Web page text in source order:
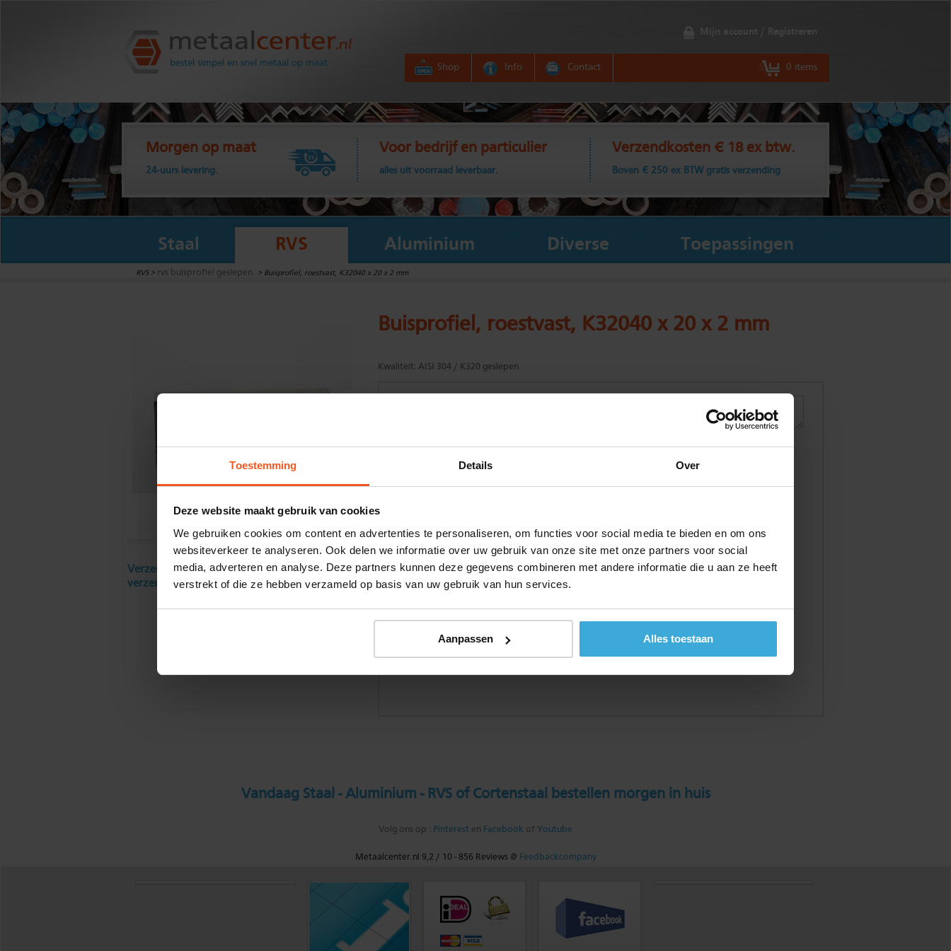
Toestemming Details Over
Deze website maakt gebruik van cookies
We gebruiken cookies om content en advertenties te personaliseren, om functies voor social media te bieden en om ons
websiteverkeer te analyseren. Ook delen we informatie over uw gebruik van onze site met onze partners voor social
media, adverteren en analyse. Deze partners kunnen deze gegevens combineren met andere informatie die u aan ze heeft
verstrekt of die ze hebben verzameld op basis van uw gebruik van hun services.
Aanpassen Alles toestaan
Metaalcenter.nl
bestel simpel en snel metaal op maat
Mijn account / Registreren
Shop Info Contact 0 items
Morgen op maat
24-uurs levering.
Voor bedrijf en particulier
alles uit voorraad leverbaar.
Verzendkosten € 18 ex btw.
Boven € 250 ex BTW gratis verzending
Staal RVS Aluminium Diverse Toepassingen
RVS > rvs buisprofiel geslepen > Buisprofiel, roestvast, K32040 x 20 x 2 mm
Verzendkosten € 18 excl. BTW, gratis
verzending vanaf € 250 excl. BTW
Buisprofiel, roestvast, K32040 x 20 x 2 mm
Kwaliteit: AISI 304 / K320 geslepen
Gewenste
mm
Materiaalkosten
0,00
Alle bedragen zijn excl. 21% BTW
Vandaag Staal - Aluminium - RVS of Cortenstaal bestellen morgen in huis
Volg ons op : Pinterest en Facebook of Youtube
Metaalcenter.nl 9,2 / 10 -856 Reviews @ Feedbackcompany